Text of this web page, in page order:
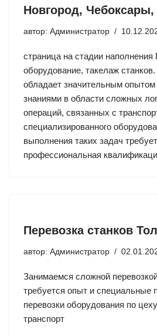
Новгород, Чебоксары,
автор: Администратор
страница на стадии наполнения
оборудование, такелаж
обладает значительным опытом
знаниями в области сложных
операций, связанных с
специализированного
выполнения таких задач
профессиональная
Перевозка станков
автор: Администратор
Занимаемся сложной
требуется опыт и специальные
перевозки оборудования по
транспорт